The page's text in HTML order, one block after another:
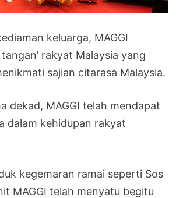
keluarga, MAGGI
rakyat Malaysia yang
sajian citarasa Malaysia.
dekad, MAGGI telah mendapat
dalam kehidupan rakyat
kegemaran ramai seperti Sos
MAGGI telah menyatu begitu